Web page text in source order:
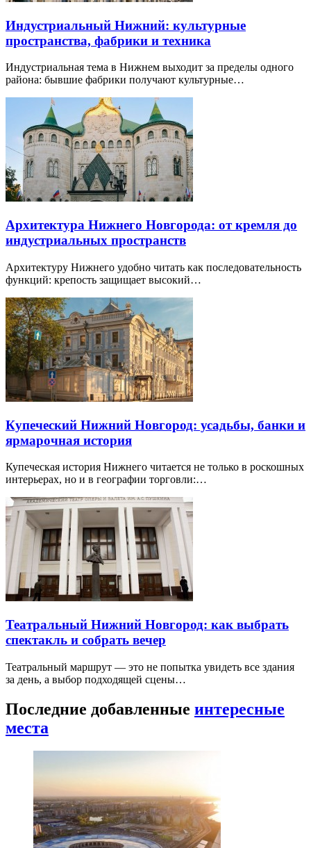
Индустриальный Нижний: культурные
пространства, фабрики и техника
Индустриальная тема в Нижнем выходит за пределы одного
района: бывшие фабрики получают культурные…
Архитектура Нижнего Новгорода: от кремля до
индустриальных пространств
Архитектуру Нижнего удобно читать как последовательность
функций: крепость защищает высокий…
Купеческий Нижний Новгород: усадьбы, банки и
ярмарочная история
Купеческая история Нижнего читается не только в роскошных
интерьерах, но и в географии торговли:…
Театральный Нижний Новгород: как выбрать
спектакль и собрать вечер
Театральный маршрут — это не попытка увидеть все здания
за день, а выбор подходящей сцены…
Последние добавленные интересные
места